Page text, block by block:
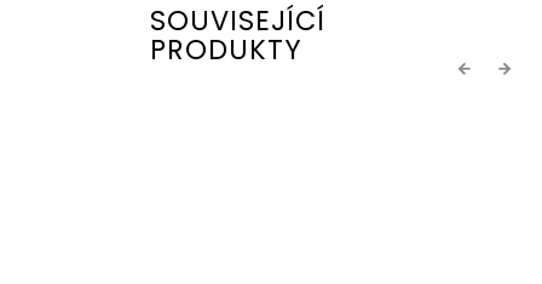
SOUVISEJÍCÍ
PRODUKTY Previous
Next